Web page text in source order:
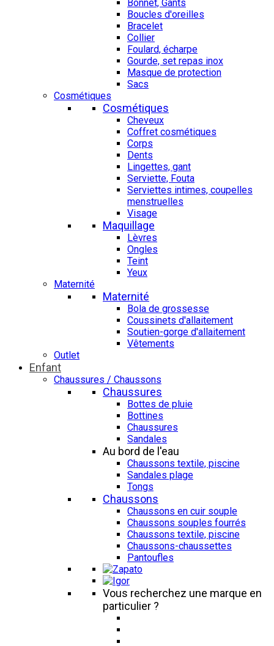
Bonnet, Gants
Boucles d'oreilles
Bracelet
Collier
Foulard, écharpe
Gourde, set repas inox
Masque de protection
Sacs
Cosmétiques
Cosmétiques
Cheveux
Coffret cosmétiques
Corps
Dents
Lingettes, gant
Serviette, Fouta
Serviettes intimes, coupelles
menstruelles
Visage
Maquillage
Lèvres
Ongles
Teint
Yeux
Maternité
Maternité
Bola de grossesse
Coussinets d'allaitement
Soutien-gorge d'allaitement
Vêtements
Outlet
Enfant
Chaussures / Chaussons
Chaussures
Bottes de pluie
Bottines
Chaussures
Sandales
Au bord de l'eau
Chaussons textile, piscine
Sandales plage
Tongs
Chaussons
Chaussons en cuir souple
Chaussons souples fourrés
Chaussons textile, piscine
Chaussons-chaussettes
Pantoufles
Vous recherchez une marque en
particulier ?